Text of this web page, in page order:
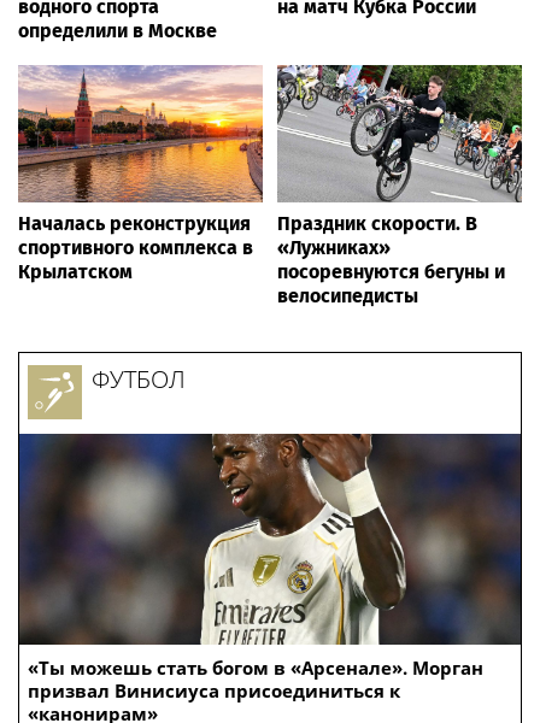
водного спорта
определили в Москве
на матч Кубка России
Началась реконструкция
спортивного комплекса в
Крылатском
Праздник скорости. В
«Лужниках»
посоревнуются бегуны и
велосипедисты
«Ты можешь стать богом в «Арсенале». Морган
призвал Винисиуса присоединиться к
«канонирам»
ФУТБОЛ